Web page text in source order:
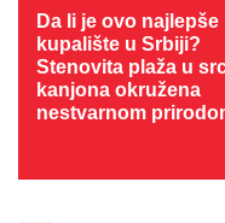
Da li je ovo najlepše
kupalište u Srbiji?
Stenovita plaža u
kanjona okružena
nestvarnom